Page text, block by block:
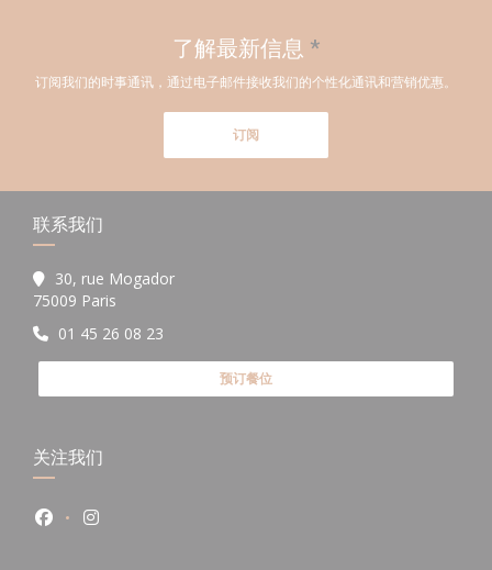
了解最新信息 *
订阅我们的时事通讯，通过电子邮件接收我们的个性化通讯和营销优惠。
订阅
联系我们
30, rue Mogador
75009 Paris
01 45 26 08 23
预订餐位
关注我们
Facebook ((在新窗口中打开))
Instagram ((在新窗口中打开))